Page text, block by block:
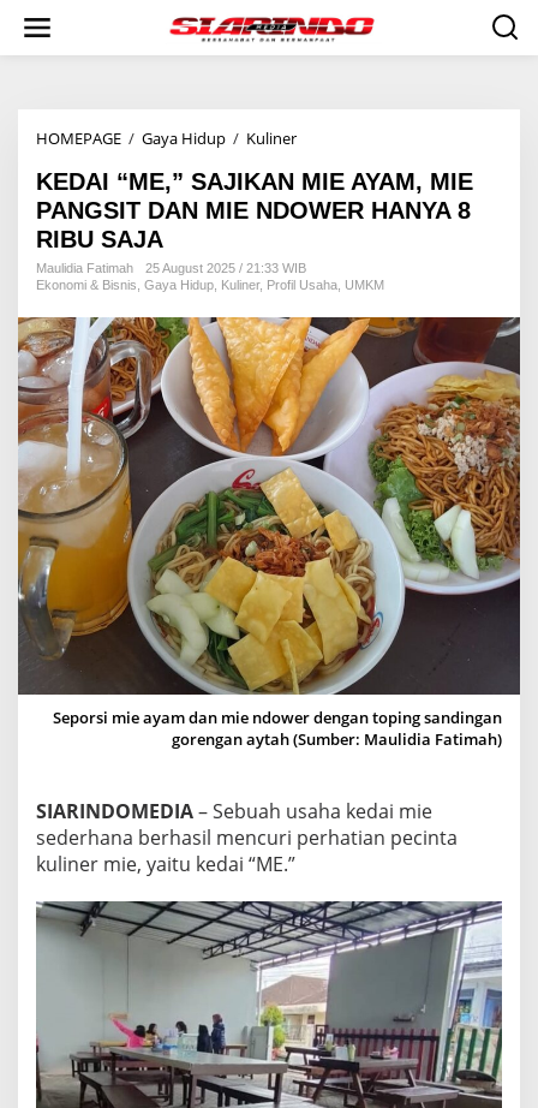
i
HOMEPAGE / Gaya Hidup / Kuliner
D
A
I
M
E
”
S
A
J
I
K
A
N
M
I
E
A
Y
A
M
,
M
I
E
P
G
S
I
A
N
M
I
E
N
D
O
W
KEDAI “ME,” SAJIKAN MIE AYAM, MIE
PANGSIT DAN MIE NDOWER HANYA 8
RIBU SAJA
Maulidia Fatimah
25 August 2025 / 21:33 WIB
Ekonomi & Bisnis Gaya Hidup Kuliner, Profil Usaha UMKM
Seporsi mie ayam dan mie ndower dengan toping sandingan
gorengan aytah (Sumber: Maulidia Fatimah)
SIARINDOMEDIA– Sebuah usaha kedai mie
sederhana berhasil mencuri perhatian pecinta
kuliner mie, yaitu kedai “ME.”